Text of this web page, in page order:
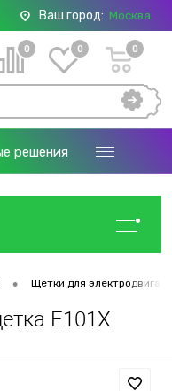
Ваш город: Москва
0 0 0
решения
• Щетки для
E101X